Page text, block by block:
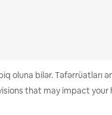
oluna bilər. Təfərrüatları
that may impact